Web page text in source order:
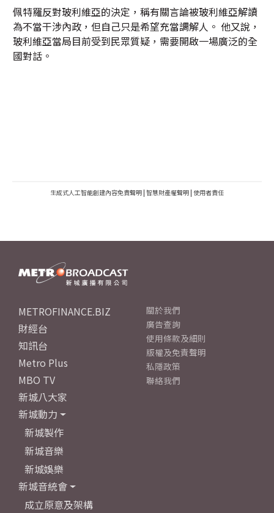
佩特羅反對玻利維亞的決定，稱有關言論被玻利維亞解讀
為不當干涉內政，但自己只是希望充當調解人。 他又說，
玻利維亞當局目前受到民眾質疑，需要開啟一場廣泛的全
國對話。
生成式人工智能創建內容免責聲明 | 智慧財產權聲明 | 使用者責任
METROFINANCE.BIZ
財經台
知訊台
Metro Plus
MBO TV
新城八大家
新城動力
新城製作
新城音樂
新城娛樂
新城音統會
成立原意及架構
關於我們
廣告查詢
使用條款及細則
版權及免責聲明
私隱政策
聯絡我們